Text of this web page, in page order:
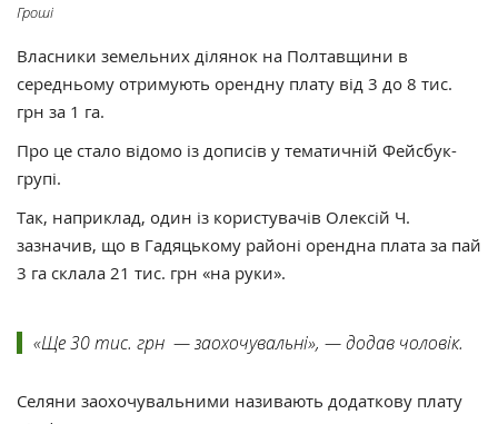
Гроші
Власники земельних ділянок на Полтавщини в
середньому отримують орендну плату від 3 до 8 тис.
грн за 1 га.
Про це стало відомо із дописів у тематичній Фейсбук-
групі.
Так, наприклад, один із користувачів Олексій Ч.
зазначив, що в Гадяцькому районі орендна плата за пай
3 га склала 21 тис. грн «на руки».
«Ще 30 тис. грн — заохочувальні», — додав чоловік.
Селяни заохочувальними називають додаткову плату